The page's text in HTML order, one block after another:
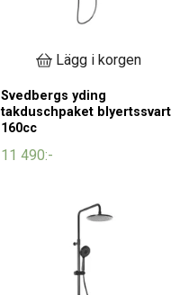
Lägg i korgen
Svedbergs yding
takduschpaket blyertssvart
160cc
11 490:-